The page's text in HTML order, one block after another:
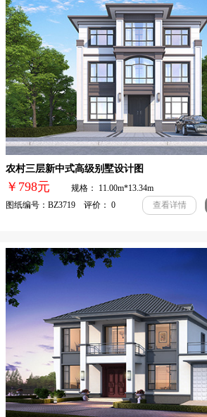
农村三层新中式高级别墅设计图
￥798元
规格： 11.00m*13.34m
图纸编号：BZ3719 评价： 0
查看详情